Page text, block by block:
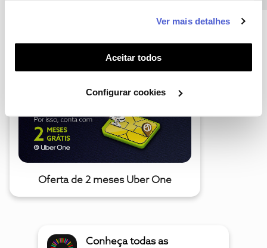
funcionalidades (cookies de personalização e
funcionalidade) e adaptar anúncios aos seus interesses
(cookies de publicidade personalizada). Pode gerir a
utilização dos cookies clicando em "Configurar
Ver mais detalhes
Aceitar todos
Configurar cookies
Oferta de 2 meses Uber One
Conheça todas as